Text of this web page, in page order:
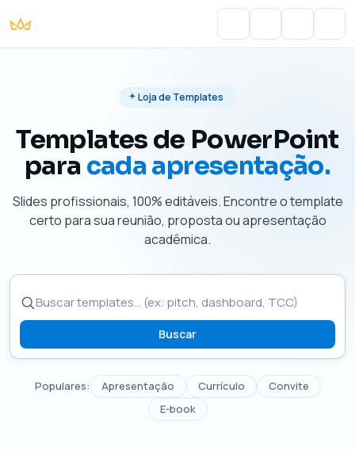
Loja de Templates
Templates de PowerPoint
para cada apresentação.
Slides profissionais, 100% editáveis. Encontre o template
certo para sua reunião, proposta ou apresentação
acadêmica.
Buscar
Populares: Apresentação Currículo
Convite
E-book